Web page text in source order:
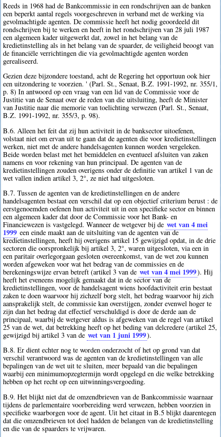
Reeds in 1968 had de Bankcommissie in een rondschrijven aan de banken
een beperkt aantal regels voorgeschreven in verband met de werking via
gevolmachtigde agenten. De commissie heeft het nodig geoordeeld dit
rondschrijven bij te werken en heeft in het rondschrijven van 28 juli 1987
een algemeen kader uitgewerkt dat, zowel in het belang van de
kredietinstelling als in het belang van de spaarder, de veiligheid beoogt van
de financiële verrichtingen die via gevolmachtigde agenten worden
gerealiseerd.
Gezien deze bijzondere toestand, acht de Regering het opportuun ook hier
een uitzondering te voorzien. ' (Parl. St., Senaat, B.Z. 1991-1992, nr. 355/1,
p. 8) In antwoord op een vraag van een lid van de Commissie voor de
Justitie van de Senaat over de reden van die uitsluiting, heeft de Minister
van Justitie naar die memorie van toelichting verwezen (Parl. St., Senaat,
B.Z. 1991-1992, nr. 355/3, p. 98).
B.6. Alleen het feit dat zij hun activiteit in de banksector uitoefenen,
volstaat niet om ervan uit te gaan dat de agenten die voor kredietinstellingen
werken, niet met de andere handelsagenten kunnen worden vergeleken.
Beide worden belast met het bemiddelen en eventueel afsluiten van zaken
namens en voor rekening van hun principaal. De agenten van de
kredietinstellingen zouden overigens onder de definitie van artikel 1 van de
wet vallen indien artikel 3, 2°, ze niet had uitgesloten.
B.7. Tussen de agenten van de kredietinstellingen en de andere
handelsagenten bestaat een verschil dat op een objectief criterium berust : de
eerstgenoemden oefenen hun activiteit uit in een specifieke sector en binnen
een algemeen kader dat door de Commissie voor het Bank- en
Financiewezen is vastgelegd. Wanneer de wetgever bij de wet van 4 mei
1999 een einde maakt aan de uitsluiting van de agenten van de
kredietinstellingen, heeft hij overigens artikel 15 gewijzigd opdat, in de drie
sectoren die oorspronkelijk bij artikel 3, 2°, waren uitgesloten, via een in
een paritair overlegorgaan gesloten overeenkomst, van de wet zou kunnen
worden afgeweken voor wat het bedrag van de commissies en de
berekeningswijze ervan betreft (artikel 3 van de wet van 4 mei 1999). Hij
heeft het eveneens mogelijk gemaakt dat in de sector van de
kredietinstellingen, voor de handelsagent wiens hoofdactiviteit erin bestaat
zaken te doen waarvoor hij zichzelf borg stelt, het bedrag waarvoor hij zich
aansprakelijk stelt, de commissie kan overstijgen, zonder evenwel hoger te
zijn dan het bedrag dat effectief verschuldigd is door de derde aan de
principaal, waarbij de wetgever aldus is afgeweken van de regel van artikel
25 van de wet, dat betrekking heeft op het beding van delcredere (artikel 25,
gewijzigd bij artikel 3 van de wet van 1 juni 1999).
B.8. Er dient echter nog te worden onderzocht of het op grond van dat
verschil verantwoord was de agenten van de kredietinstellingen van alle
bepalingen van de wet uit te sluiten, meer bepaald van die bepalingen
waarbij een minimumopzegtermijn wordt opgelegd en die welke betrekking
hebben op het recht op een uitwinningsvergoeding.
B.9. Het blijkt niet dat de omzendbrieven van de Bankcommissie waarnaar
tijdens de parlementaire voorbereiding werd verwezen, hebben voorzien in
specifieke waarborgen voor de agent. Uit het citaat in B.5 blijkt daarentegen
dat die omzendbrieven tot doel hadden de belangen van de kredietinstelling
en die van de spaarders te vrijwaren.